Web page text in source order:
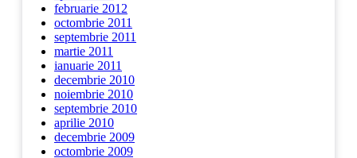
februarie 2012
octombrie 2011
septembrie 2011
martie 2011
ianuarie 2011
decembrie 2010
noiembrie 2010
septembrie 2010
aprilie 2010
decembrie 2009
octombrie 2009